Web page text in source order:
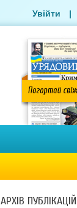
Увійти |
АРХІВ ПУБЛІКАЦІЙ